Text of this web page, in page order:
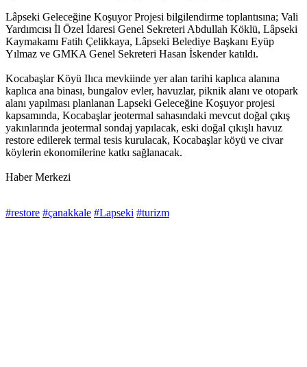
Lâpseki Geleceğine Koşuyor Projesi bilgilendirme toplantısına; Vali
Yardımcısı İl Özel İdaresi Genel Sekreteri Abdullah Köklü, Lâpseki
Kaymakamı Fatih Çelikkaya, Lâpseki Belediye Başkanı Eyüp
Yılmaz ve GMKA Genel Sekreteri Hasan İskender katıldı.
Kocabaşlar Köyü Ilıca mevkiinde yer alan tarihi kaplıca alanına
kaplıca ana binası, bungalov evler, havuzlar, piknik alanı ve otopark
alanı yapılması planlanan Lapseki Geleceğine Koşuyor projesi
kapsamında, Kocabaşlar jeotermal sahasındaki mevcut doğal çıkış
yakınlarında jeotermal sondaj yapılacak, eski doğal çıkışlı havuz
restore edilerek termal tesis kurulacak, Kocabaşlar köyü ve civar
köylerin ekonomilerine katkı sağlanacak.
Haber Merkezi
#restore #çanakkale #Lapseki #turizm